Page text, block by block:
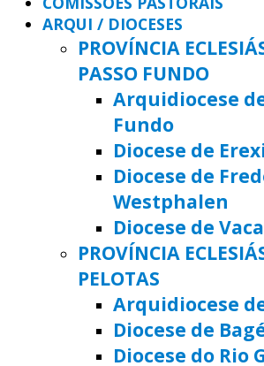
ARQUI / DIOCESES
PROVÍNCIA
PASSO FUNDO
Arquidiocese
Fundo
Diocese de
Diocese de
Westphalen
Diocese de
PROVÍNCIA
PELOTAS
Arquidiocese
Diocese de
Diocese do Rio